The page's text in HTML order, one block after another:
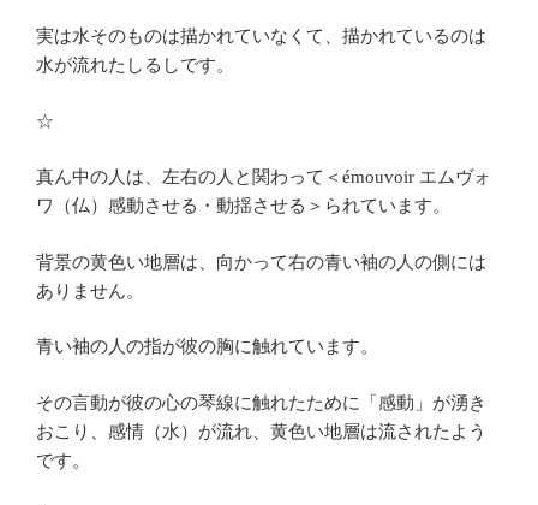
実は水そのものは描かれていなくて、描かれているのは
水が流れたしるしです。
☆
真ん中の人は、左右の人と関わって＜émouvoir エムヴォ
ワ（仏）感動させる・動揺させる＞られています。
背景の黄色い地層は、向かって右の青い袖の人の側には
ありません。
青い袖の人の指が彼の胸に触れています。
その言動が彼の心の琴線に触れたために「感動」が湧き
おこり、感情（水）が流れ、黄色い地層は流されたよう
です。